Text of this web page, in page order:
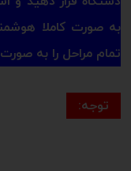
به صورت کاملا
تمام مراحل را به
توجه: